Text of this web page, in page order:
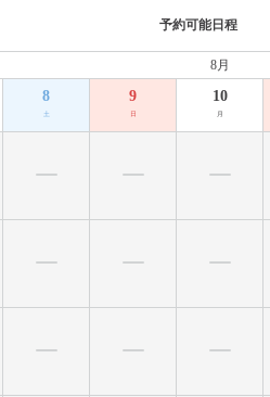
予約可能日程
8月
8
土
9
日
10
月